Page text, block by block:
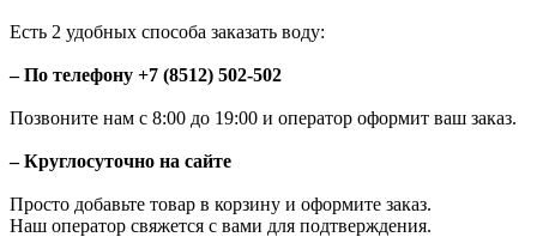
Есть 2 удобных способа заказать воду:
– По телефону +7 (8512) 502-502
Позвоните нам с 8:00 до 19:00 и оператор оформит ваш заказ.
– Круглосуточно на сайте
Просто добавьте товар в корзину и оформите заказ.
Наш оператор свяжется с вами для подтверждения.